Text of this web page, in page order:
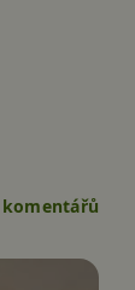
komentářů